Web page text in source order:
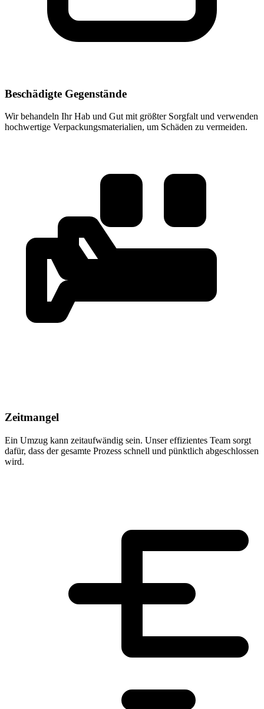
Beschädigte Gegenstände
Wir behandeln Ihr Hab und Gut mit größter Sorgfalt und verwenden
hochwertige Verpackungsmaterialien, um Schäden zu vermeiden.
Zeitmangel
Ein Umzug kann zeitaufwändig sein. Unser effizientes Team sorgt
dafür, dass der gesamte Prozess schnell und pünktlich abgeschlossen
wird.